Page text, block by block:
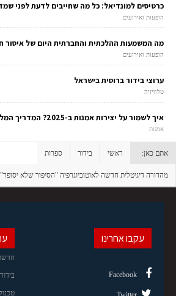
כרטיסים למונדיאל: כל מה שחייבים לדעת לפני
הופעות ואירועים
מה המשמעות ההלכתית והחברתית היום של איסור
הופעות ואירועים
ערוצי בידור ברוסית בישראל
טלוויזיה
איך לשמור על יצירות אמנות ב-2025? המדריך המלא לאחסון בטוח
אמנות
אתם כאן: ראשי בידור ספרות
מהדורה דיגיטלית חדשה לאוטוביוגרפיה "הסיפור שלא יסופר"
בידור
עקבו אחרינו
Facebook